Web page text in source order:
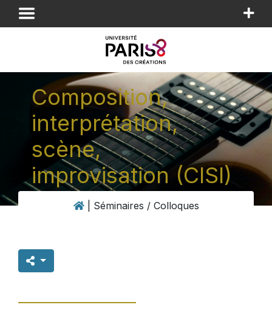
Panneau de gestion des cookies
Composition,
interprétation,
scène,
improvisation (CISI)
Séminaires / Colloques